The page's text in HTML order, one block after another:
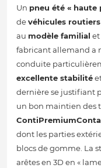
Un pneu été « haute
devéhicules routiers
au modèle familial et
fabricant allemand a
conduite
excellente stabilité
dernière se justifiant
un bon maintien des
dont les parties
blocs de gomme. La
arêtes en 3D en «